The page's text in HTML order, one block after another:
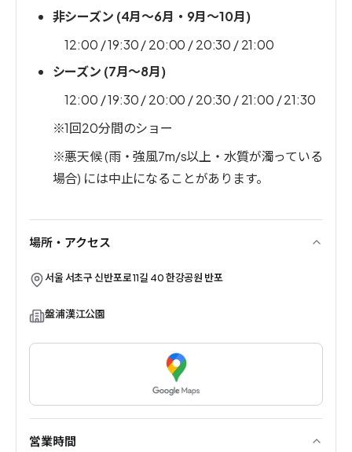
非シーズン (4月～6月・9月～10月)
12:00 / 19:30 / 20:00 / 20:30 / 21:00
シーズン (7月～8月)
12:00 / 19:30 / 20:00 / 20:30 / 21:00 / 21:30
※1回20分間のショー
※悪天候 (雨・強風7m/s以上・水質が濁っている
場合) には中止になることがあります。
場所・アクセス
서울 서초구 신반포로11길 40 한강공원 반포
盤浦漢江公園
営業時間